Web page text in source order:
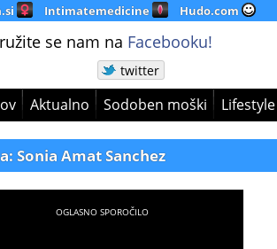
Intimatemedicine Hudo.com
se nam na Facebooku!
twitter
Aktualno Sodoben moški Lifestyle
Sonia Amat Sanchez